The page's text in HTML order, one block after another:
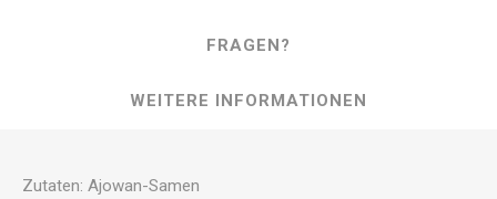
FRAGEN?
WEITERE INFORMATIONEN
Zutaten: Ajowan-Samen